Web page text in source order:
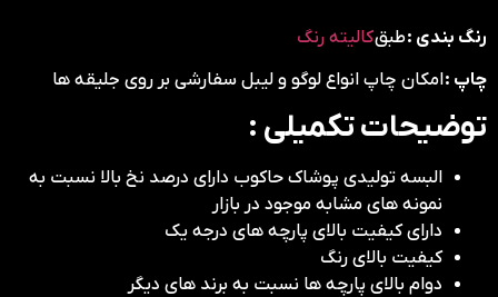
رنگ بندی :طبقکالیته رنگ
چاپ :امکان چاپ انواع لوگو و لیبل سفارشی بر روی جلیقه ها
توضیحات تکمیلی :
البسه تولیدی پوشاک حاکوب دارای درصد نخ بالا نسبت به
نمونه های مشابه موجود در بازار
دارای کیفیت بالای پارچه های درجه یک
کیفیت بالای رنگ
دوام بالای پارچه ها نسبت به برند های دیگر